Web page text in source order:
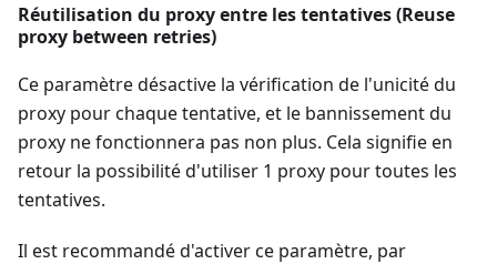
Réutilisation du proxy entre les tentatives (Reuse
proxy between retries)
Ce paramètre désactive la vérification de l'unicité du
proxy pour chaque tentative, et le bannissement du
proxy ne fonctionnera pas non plus. Cela signifie en
retour la possibilité d'utiliser 1 proxy pour toutes les
tentatives.
Il est recommandé d'activer ce paramètre, par